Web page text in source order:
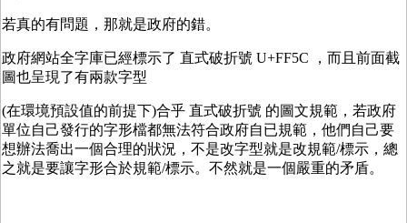
若真的有問題，那就是政府的錯。
政府網站全字庫已經標示了 直式破折號 U+FF5C ，而且前面截
圖也呈現了有兩款字型
(在環境預設值的前提下)合乎 直式破折號 的圖文規範，若政府
單位自己發行的字形檔都無法符合政府自已規範，他們自己要
想辦法喬出一個合理的狀況，不是改字型就是改規範/標示，總
之就是要讓字形合於規範/標示。不然就是一個嚴重的矛盾。